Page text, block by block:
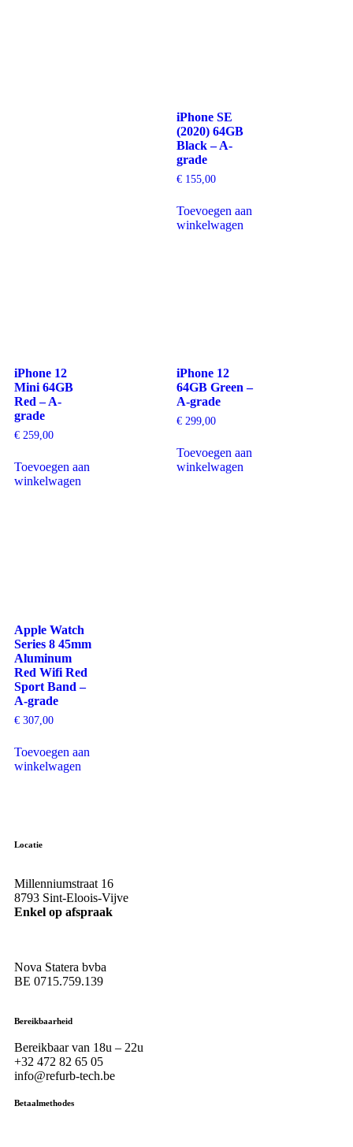
iPhone SE
(2020) 64GB
Black – A-
grade
€ 155,00
Toevoegen aan
winkelwagen
iPhone 12
Mini 64GB
Red – A-
grade
€ 259,00
Toevoegen aan
winkelwagen
iPhone 12
64GB Green –
A-grade
€ 299,00
Toevoegen aan
winkelwagen
Apple Watch
Series 8 45mm
Aluminum
Red Wifi Red
Sport Band –
A-grade
€ 307,00
Toevoegen aan
winkelwagen
Locatie
Millenniumstraat 16
8793 Sint-Eloois-Vijve
Enkel op afspraak
Nova Statera bvba
BE 0715.759.139
Bereikbaarheid
Bereikbaar van 18u – 22u
+32 472 82 65 05
info@refurb-tech.be
Betaalmethodes